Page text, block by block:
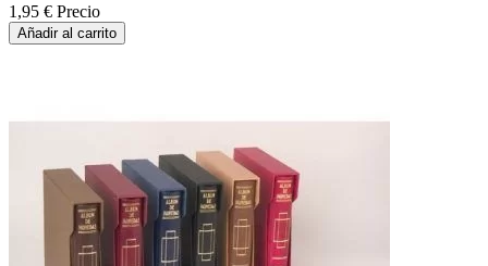
1,95 € Precio
Añadir al carrito